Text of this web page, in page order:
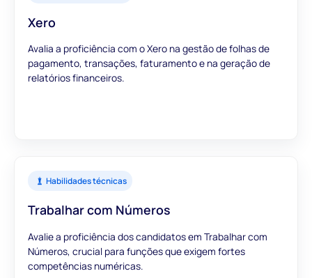
Xero
Avalia a proficiência com o Xero na gestão de folhas de
pagamento, transações, faturamento e na geração de
relatórios financeiros.
Habilidades técnicas
Trabalhar com Números
Avalie a proficiência dos candidatos em Trabalhar com
Números, crucial para funções que exigem fortes
competências numéricas.